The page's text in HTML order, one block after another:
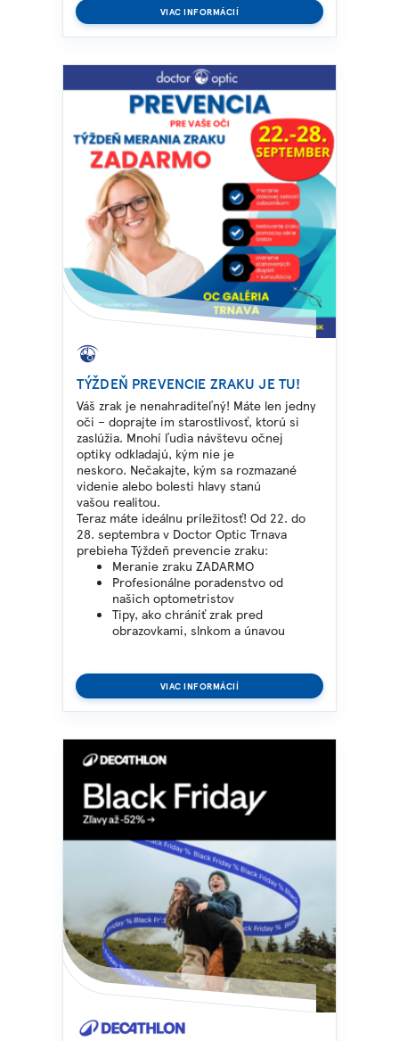
VIAC INFORMÁCIÍ
TÝŽDEŇ PREVENCIE ZRAKU JE TU!
Váš zrak je nenahraditeľný! Máte len jedny
oči – doprajte im starostlivosť, ktorú si
zaslúžia. Mnohí ľudia návštevu očnej
optiky odkladajú, kým nie je
neskoro. Nečakajte, kým sa rozmazané
videnie alebo bolesti hlavy stanú
vašou realitou.
Teraz máte ideálnu príležitosť! Od 22. do
28. septembra v Doctor Optic Trnava
prebieha Týždeň prevencie zraku:
Meranie zraku ZADARMO
Profesionálne poradenstvo od
našich optometristov
Tipy, ako chrániť zrak pred
obrazovkami, slnkom a únavou
VIAC INFORMÁCIÍ